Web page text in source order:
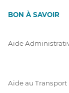
BON À SAVOIR
Aide
Aide au Transport